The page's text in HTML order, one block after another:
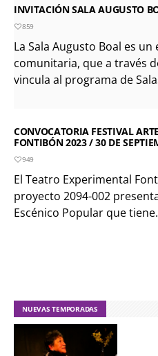
INVITACIÓN SALA AUGUSTO
859
La Sala Augusto Boal es
comunitaria, que a través
vincula al programa de
CONVOCATORIA FESTIVAL
FONTIBÓN 2023 / 30 DE
949
El Teatro Experimental
proyecto 2094-002
Escénico Popular que
NUEVAS TEMPORADAS